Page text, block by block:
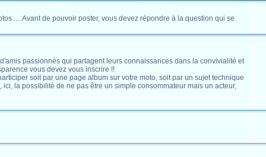
.... Avant de pouvoir poster, vous devez répondre à la question qui se
passionnés qui partagent leurs connaissances dans la convivialité et
vous devez vous inscrire !!
soit par une page album sur votre moto, soit par un sujet technique
la possibilité de ne pas être un simple consommateur mais un acteur,